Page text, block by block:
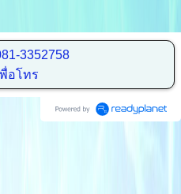
3352758
อโทร